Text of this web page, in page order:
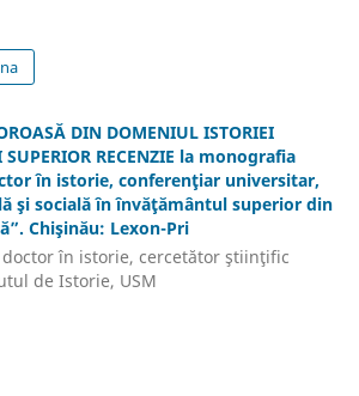
DIN DOMENIUL ISTORIEI
RECENZIE la monografia
în istorie, conferenţiar universitar,
şi socială în învăţământul superior din
Chişinău: Lexon-Pri
doctor în istorie, cercetător ştiinţific
de Istorie, USM